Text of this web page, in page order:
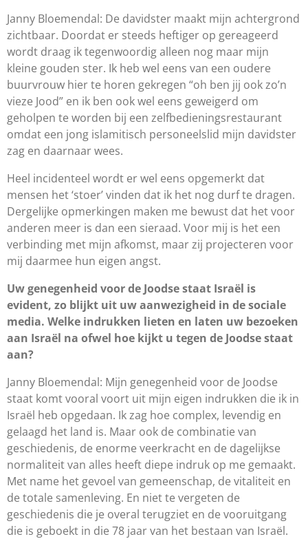
Janny Bloemendal: De davidster maakt mijn achtergrond
zichtbaar. Doordat er steeds heftiger op gereageerd
wordt draag ik tegenwoordig alleen nog maar mijn
kleine gouden ster. Ik heb wel eens van een oudere
buurvrouw hier te horen gekregen “oh ben jij ook zo’n
vieze Jood” en ik ben ook wel eens geweigerd om
geholpen te worden bij een zelfbedieningsrestaurant
omdat een jong islamitisch personeelslid mijn davidster
zag en daarnaar wees.
Heel incidenteel wordt er wel eens opgemerkt dat
mensen het ‘stoer’ vinden dat ik het nog durf te dragen.
Dergelijke opmerkingen maken me bewust dat het voor
anderen meer is dan een sieraad. Voor mij is het een
verbinding met mijn afkomst, maar zij projecteren voor
mij daarmee hun eigen angst.
Uw genegenheid voor de Joodse staat Israël is
evident, zo blijkt uit uw aanwezigheid in de sociale
media. Welke indrukken lieten en laten uw bezoeken
aan Israël na ofwel hoe kijkt u tegen de Joodse staat
aan?
Janny Bloemendal: Mijn genegenheid voor de Joodse
staat komt vooral voort uit mijn eigen indrukken die ik in
Israël heb opgedaan. Ik zag hoe complex, levendig en
gelaagd het land is. Maar ook de combinatie van
geschiedenis, de enorme veerkracht en de dagelijkse
normaliteit van alles heeft diepe indruk op me gemaakt.
Met name het gevoel van gemeenschap, de vitaliteit en
de totale samenleving. En niet te vergeten de
geschiedenis die je overal terugziet en de vooruitgang
die is geboekt in die 78 jaar van het bestaan van Israël.